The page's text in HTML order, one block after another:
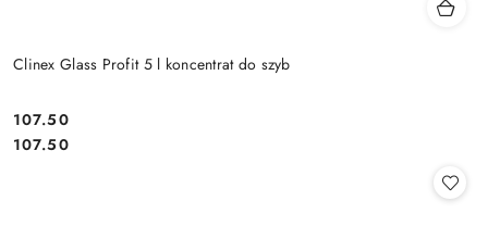
Clinex Glass Profit 5 l koncentrat do szyb
Cena:
107.50
Cena:
107.50